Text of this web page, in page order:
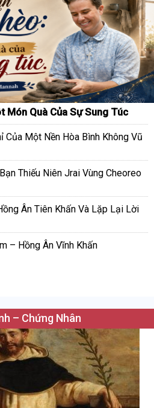
Món Quà Của Sự Sung Túc
Của Một Nền Hòa Bình Không Vũ
Thiếu Niên Jrai Vùng Cheoreo
Ân Tiên Khấn Và Lặp Lại Lời
– Hồng Ân Vĩnh Khấn
– Chứng Nhân